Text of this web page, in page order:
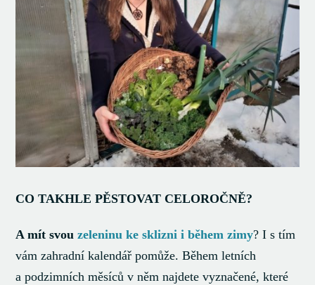
CO TAKHLE PĚSTOVAT CELOROČNĚ?
A mít svouzeleninu ke sklizni i během zimy? I s tím
vám zahradní kalendář pomůže. Během letních
a podzimních měsíců v něm najdete vyznačené, které